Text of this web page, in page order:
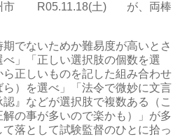
市 R05.11.18(土)
が、両棒
でないためか難易度が高いとさ
」「正しい選択肢の個数を選
正しいものを記した組み合わせ
ら）を選べ」「法令で微妙に文言
』などが選択肢で複数ある（こ
の事が多いので楽かも）」が多
落として試験監督のひとに拾っ